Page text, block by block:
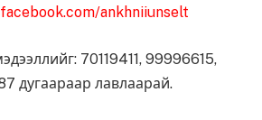
ankhniiunselt
70119411, 99996615,
дугаараар лавлаарай.